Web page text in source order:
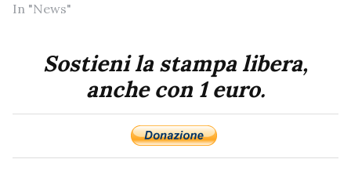
In "News"
Sostieni la stampa libera,
anche con 1 euro.